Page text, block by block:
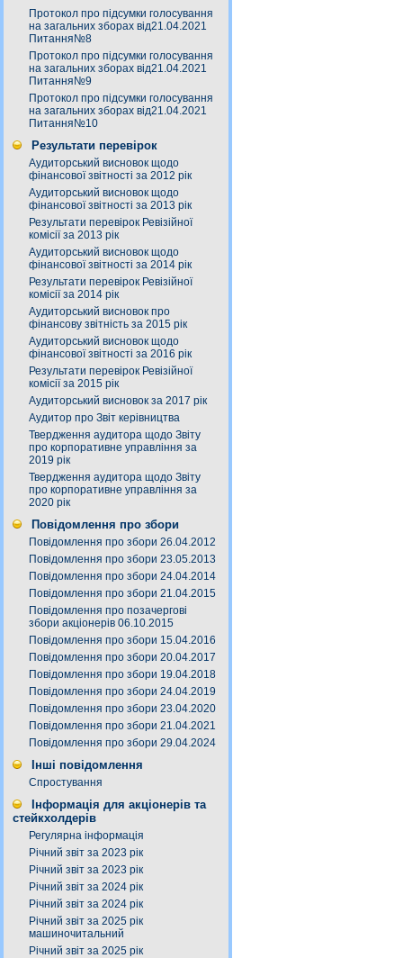
Протокол про підсумки голосування
на загальних зборах від21.04.2021
Питання№8
Протокол про підсумки голосування
на загальних зборах від21.04.2021
Питання№9
Протокол про підсумки голосування
на загальних зборах від21.04.2021
Питання№10
Результати перевірок
Аудиторський висновок щодо
фінансової звітності за 2012 рік
Аудиторський висновок щодо
фінансової звітності за 2013 рік
Результати перевірок Ревізійної
комісії за 2013 рік
Аудиторський висновок щодо
фінансової звітності за 2014 рік
Результати перевірок Ревізійної
комісії за 2014 рік
Аудиторський висновок про
фінансову звітність за 2015 рік
Аудиторський висновок щодо
фінансової звітності за 2016 рік
Результати перевірок Ревізійної
комісії за 2015 рік
Аудиторський висновок за 2017 рік
Аудитор про Звіт керівництва
Твердження аудитора щодо Звіту
про корпоративне управління за
2019 рік
Твердження аудитора щодо Звіту
про корпоративне управління за
2020 рік
Повідомлення про збори
Повідомлення про збори 26.04.2012
Повідомлення про збори 23.05.2013
Повідомлення про збори 24.04.2014
Повідомлення про збори 21.04.2015
Повідомлення про позачергові
збори акціонерів 06.10.2015
Повідомлення про збори 15.04.2016
Повідомлення про збори 20.04.2017
Повідомлення про збори 19.04.2018
Повідомлення про збори 24.04.2019
Повідомлення про збори 23.04.2020
Повідомлення про збори 21.04.2021
Повідомлення про збори 29.04.2024
Інші повідомлення
Спростування
Інформація для акціонерів та
стейкхолдерів
Регулярна інформація
Річний звіт за 2023 рік
Річний звіт за 2023 рік
Річний звіт за 2024 рік
Річний звіт за 2024 рік
Річний звіт за 2025 рік
машиночитальний
Річний звіт за 2025 рік